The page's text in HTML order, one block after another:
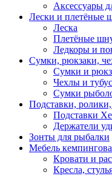
Аксессуары
Лески и плетёные
Леска
Плетёные
Ледкоры и
Сумки, рюкзаки,
Сумки и
Чехлы и
Сумки
Подставки,
Подставки
Держатели
Зонты для рыбалки
Мебель
Кровати и
Кресла,